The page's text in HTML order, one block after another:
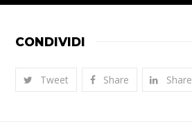
CONDIVIDI
Tweet Share Share